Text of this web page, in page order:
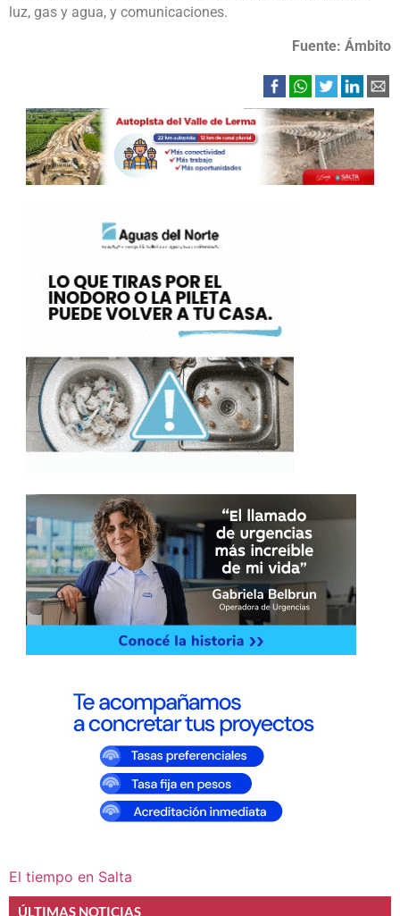
luz, gas y agua, y comunicaciones.
Fuente: Ámbito
El tiempo en Salta
ÚLTIMAS NOTICIAS